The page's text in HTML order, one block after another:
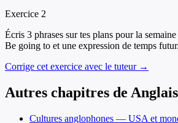
Exercice 2
Écris 3 phrases sur tes plans pour la
Be going to et une expression de temps futur.
Corrige cet exercice avec le tuteur →
Autres chapitres de Anglais
Cultures anglophones — USA et